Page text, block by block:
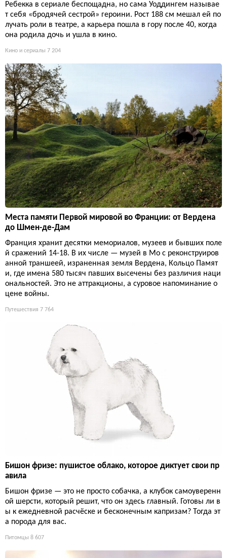
Ребекка в сериале беспощадна, но сама Уоддингем называе
т себя «бродячей сестрой» героини. Рост 188 см мешал ей по
лучать роли в театре, а карьера пошла в гору после 40, когда
она родила дочь и ушла в кино.
Кино и сериалы 7 204
Места памяти Первой мировой во Франции: от Вердена
до Шмен-де-Дам
Франция хранит десятки мемориалов, музеев и бывших поле
й сражений 14-18. В их числе — музей в Мо с реконструиров
анной траншеей, израненная земля Вердена, Кольцо Памят
и, где имена 580 тысяч павших высечены без различия наци
ональностей. Это не аттракционы, а суровое напоминание о
цене войны.
Путешествия 7 764
Бишон фризе: пушистое облако, которое диктует свои пр
авила
Бишон фризе — это не просто собачка, а клубок самоуверенн
ой шерсти, который решит, что он здесь главный. Готовы ли в
ы к ежедневной расчёске и бесконечным капризам? Тогда эт
а порода для вас.
Питомцы 8 607